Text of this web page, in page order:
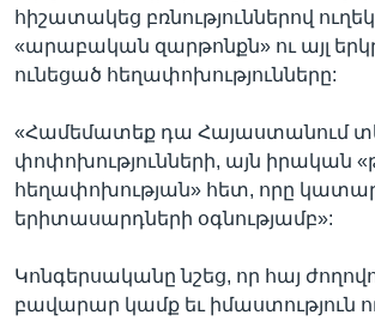
հիշատակեց բռնություններով
«արաբական զարթոնքն» ու այլ
ունեցած հեղափոխությունները:
«Համեմատեք դա Հայաստանում
փոփոխությունների, այն իրական
հեղափոխության» հետ, որը
երիտասարդների օգնությամբ»:
Կոնգերսականը նշեց, որ հայ
բավարար կամք եւ իմաստություն